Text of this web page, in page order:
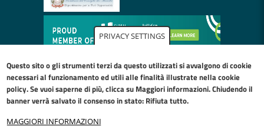
PRIVACY SETTINGS
Questo sito o gli strumenti terzi da questo utilizzati si avvalgono di cookie
necessari al funzionamento ed utili alle finalità illustrate nellacookie
policy. Se vuoi saperne di più, clicca su Maggiori informazioni. Chiudendo il
banner verrà salvato il consenso in stato: Rifiuta tutto.
MAGGIORI INFORMAZIONIRestiamo in contatto